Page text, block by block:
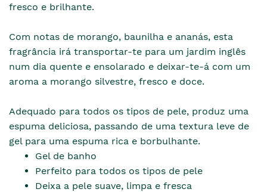
fresco e brilhante.
Com notas de morango, baunilha e ananás, esta
fragrância irá transportar-te para um jardim inglês
num dia quente e ensolarado e deixar-te-á com um
aroma a morango silvestre, fresco e doce.
Adequado para todos os tipos de pele, produz uma
espuma deliciosa, passando de uma textura leve de
gel para uma espuma rica e borbulhante.
Gel de banho
Perfeito para todos os tipos de pele
Deixa a pele suave, limpa e fresca